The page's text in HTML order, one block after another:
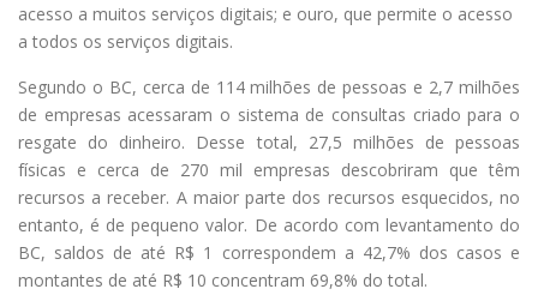
acesso a muitos serviços digitais; e ouro, que permite o acesso
a todos os serviços digitais.
Segundo o BC, cerca de 114 milhões de pessoas e 2,7 milhões
de empresas acessaram o sistema de consultas criado para o
resgate do dinheiro. Desse total, 27,5 milhões de pessoas
físicas e cerca de 270 mil empresas descobriram que têm
recursos a receber. A maior parte dos recursos esquecidos, no
entanto, é de pequeno valor. De acordo com levantamento do
BC, saldos de até R$ 1 correspondem a 42,7% dos casos e
montantes de até R$ 10 concentram 69,8% do total.